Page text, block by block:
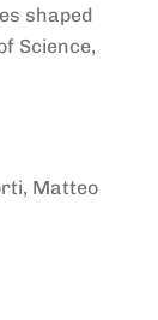
shaped
Science,
Matteo